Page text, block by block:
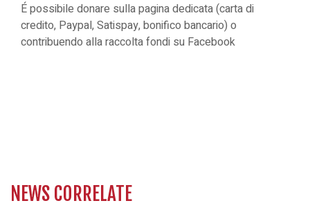
É possibile donare sulla pagina dedicata(carta di
credito, Paypal, Satispay, bonifico bancario) o
contribuendo allaraccolta fondi su Facebook
NEWS CORRELATE